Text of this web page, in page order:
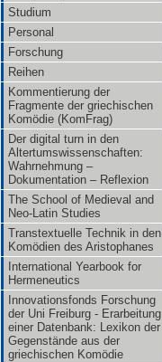
Studium
Personal
Forschung
Reihen
Kommentierung der
Fragmente der griechischen
Komödie (KomFrag)
Der digital turn in den
Altertumswissenschaften:
Wahrnehmung –
Dokumentation – Reflexion
The School of Medieval and
Neo-Latin Studies
Transtextuelle Technik in den
Komödien des Aristophanes
International Yearbook for
Hermeneutics
Innovationsfonds Forschung
der Uni Freiburg - Erarbeitung
einer Datenbank: Lexikon der
Gegenstände aus der
griechischen Komödie